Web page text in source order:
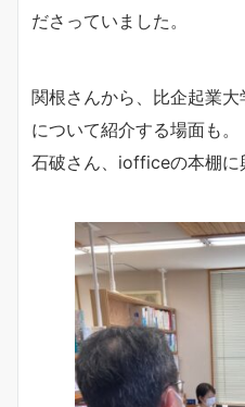
ださっていました。
関根さんから、比企起業
について紹介する場面も。
石破さん、iofficeの本棚に